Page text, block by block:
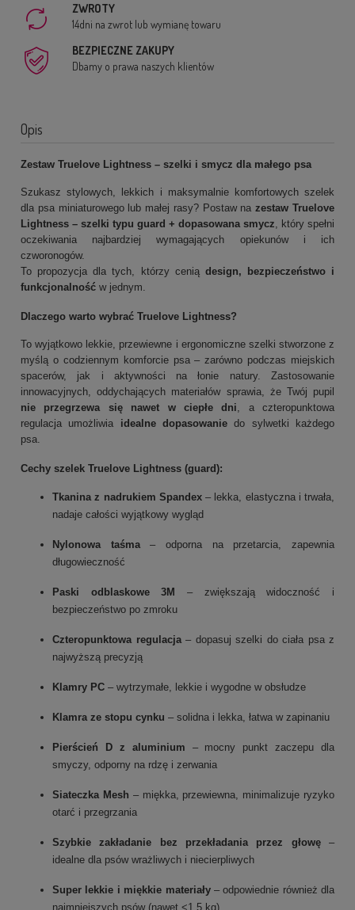
ZWROTY
14dni na zwrot lub wymianę towaru
BEZPIECZNE ZAKUPY
Dbamy o prawa naszych klientów
Opis
Zestaw Truelove Lightness – szelki i smycz dla małego psa
Szukasz stylowych, lekkich i maksymalnie komfortowych szelek
dla psa miniaturowego lub małej rasy? Postaw nazestaw Truelove
Lightness – szelki typu guard + dopasowana smycz , który spełni
oczekiwania najbardziej wymagających opiekunów i ich
czworonogów.
To propozycja dla tych, którzy cenią design, bezpieczeństwo i
funkcjonalność w jednym.
Dlaczego warto wybrać Truelove Lightness?
To wyjątkowo lekkie, przewiewne i ergonomiczne szelki stworzone z
myślą o codziennym komforcie psa – zarówno podczas miejskich
spacerów, jak i aktywności na łonie natury. Zastosowanie
innowacyjnych, oddychających materiałów sprawia, że Twój pupil
nie przegrzewa się nawet w ciepłe dni , a czteropunktowa
regulacja umożliwia idealne dopasowanie do sylwetki każdego
psa.
Cechy szelek Truelove Lightness (guard):
Tkanina z nadrukiem Spandex– lekka, elastyczna i trwała,
nadaje całości wyjątkowy wygląd
Nylonowa taśma– odporna na przetarcia, zapewnia
długowieczność
Paski odblaskowe 3M
– zwiększają widoczność i
bezpieczeństwo po zmroku
Czteropunktowa regulacja– dopasuj szelki do ciała psa z
najwyższą precyzją
Klamry PC – wytrzymałe, lekkie i wygodne w obsłudze
Klamra ze stopu cynku – solidna i lekka, łatwa w zapinaniu
Pierścień D z aluminium – mocny punkt zaczepu dla
smyczy, odporny na rdzę i zerwania
Siateczka Mesh – miękka, przewiewna, minimalizuje ryzyko
otarć i przegrzania
Szybkie zakładanie bez przekładania przez głowę–
idealne dla psów wrażliwych i niecierpliwych
Super lekkie i miękkie materiały– odpowiednie również dla
najmniejszych psów (nawet <1,5 kg)